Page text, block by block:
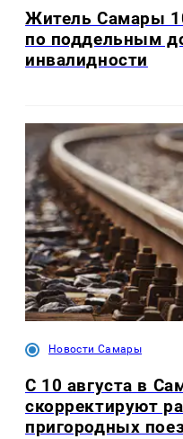
Житель Самары
по поддельным
инвалидности
Новости Самары
С 10 августа в
скорректируют
пригородных